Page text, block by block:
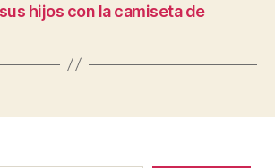
hijos con la camiseta de